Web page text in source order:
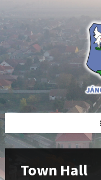
content
left
sidebar
footer
Town Hall